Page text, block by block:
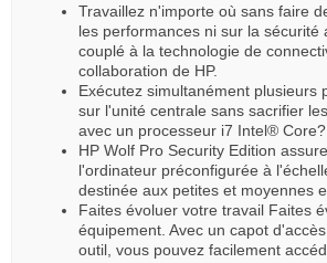
Travaillez n'importe où sans faire
les performances ni sur la sécurité
couplé à la technologie de
collaboration de HP.
Exécutez simultanément plusieurs
sur l'unité centrale sans sacrifier
avec un processeur i7 Intel® Core?.
HP Wolf Pro Security Edition
l'ordinateur préconfigurée à
destinée aux petites et moyennes
Faites évoluer votre travail Faites
équipement. Avec un capot
outil, vous pouvez facilement